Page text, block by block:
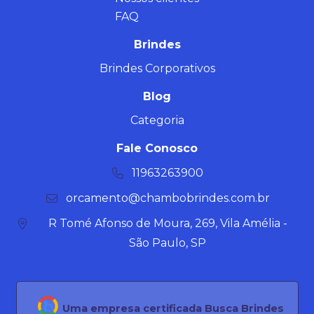
FAQ
Brindes
Brindes Corporativos
Blog
Categoria
Fale Conosco
11963263900
orcamento@chambobrindes.com.br
R Tomé Afonso de Moura, 269, Vila Amélia -
São Paulo, SP
Uma empresa certificada Busca Brindes